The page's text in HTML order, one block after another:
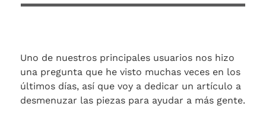
Uno de nuestros principales usuarios nos hizo
una pregunta que he visto muchas veces en los
últimos días, así que voy a dedicar un artículo a
desmenuzar las piezas para ayudar a más gente.